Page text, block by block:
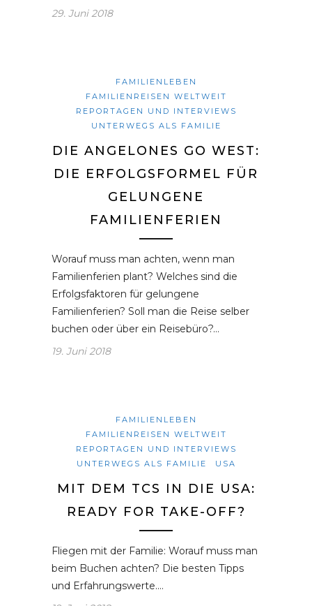
29. Juni 2018
FAMILIENLEBEN
FAMILIENREISEN WELTWEIT
REPORTAGEN UND INTERVIEWS
UNTERWEGS ALS FAMILIE
DIE ANGELONES GO WEST:
DIE ERFOLGSFORMEL FÜR
GELUNGENE
FAMILIENFERIEN
Worauf muss man achten, wenn man
Familienferien plant? Welches sind die
Erfolgsfaktoren für gelungene
Familienferien? Soll man die Reise selber
buchen oder über ein Reisebüro?…
19. Juni 2018
FAMILIENLEBEN
FAMILIENREISEN WELTWEIT
REPORTAGEN UND INTERVIEWS
UNTERWEGS ALS FAMILIE
USA
MIT DEM TCS IN DIE USA:
READY FOR TAKE-OFF?
Fliegen mit der Familie: Worauf muss man
beim Buchen achten? Die besten Tipps
und Erfahrungswerte.…